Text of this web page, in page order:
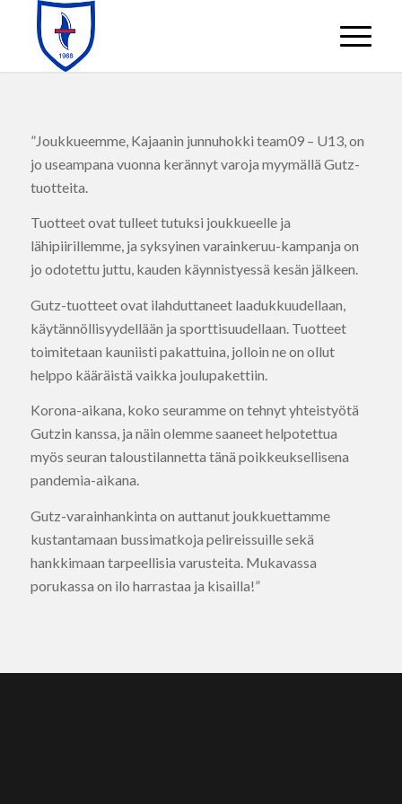
”Joukkueemme, Kajaanin junnuhokki team09 – U13, on
jo useampana vuonna kerännyt varoja myymällä Gutz-
tuotteita.
Tuotteet ovat tulleet tutuksi joukkueelle ja
lähipiirillemme, ja syksyinen varainkeruu-kampanja on
jo odotettu juttu, kauden käynnistyessä kesän jälkeen.
Gutz-tuotteet ovat ilahduttaneet laadukkuudellaan,
käytännöllisyydellään ja sporttisuudellaan. Tuotteet
toimitetaan kauniisti pakattuina, jolloin ne on ollut
helppo kääräistä vaikka joulupakettiin.
Korona-aikana, koko seuramme on tehnyt yhteistyötä
Gutzin kanssa, ja näin olemme saaneet helpotettua
myös seuran taloustilannetta tänä poikkeuksellisena
pandemia-aikana.
Gutz-varainhankinta on auttanut joukkuettamme
kustantamaan bussimatkoja pelireissuille sekä
hankkimaan tarpeellisia varusteita. Mukavassa
porukassa on ilo harrastaa ja kisailla!”